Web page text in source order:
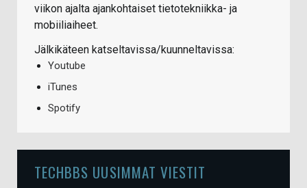
viikon ajalta ajankohtaiset tietotekniikka- ja
mobiiliaiheet.
Jälkikäteen katseltavissa/kuunneltavissa:
Youtube
iTunes
Spotify
TECHBBS UUSIMMAT VIESTIT